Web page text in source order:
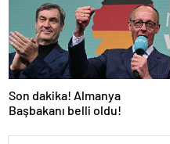
Son dakika! Almanya
Başbakanı belli oldu!